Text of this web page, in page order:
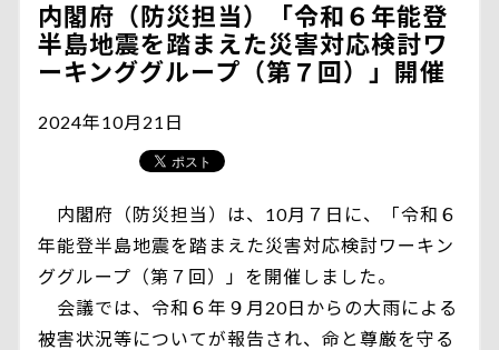
内閣府（防災担当）「令和６年能登
半島地震を踏まえた災害対応検討ワ
ーキンググループ（第７回）」開催
2024年10月21日
内閣府（防災担当）は、10月７日に、「令和６
年能登半島地震を踏まえた災害対応検討ワーキン
ググループ（第７回）」を開催しました。
会議では、令和６年９月20日からの大雨による
被害状況等についてが報告され、命と尊厳を守る